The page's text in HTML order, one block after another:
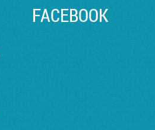
FACEBOOK